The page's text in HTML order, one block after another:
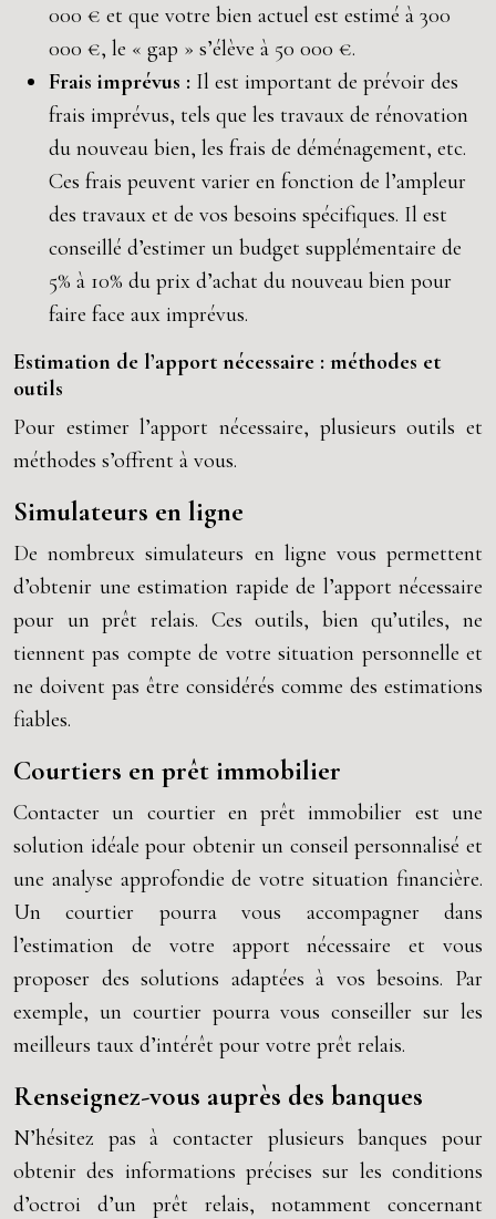
000 € et que votre bien actuel est estimé à 300
000 €, le « gap » s’élève à 50 000 €.
Frais imprévus : Il est important de prévoir des
frais imprévus, tels que les travaux de rénovation
du nouveau bien, les frais de déménagement, etc.
Ces frais peuvent varier en fonction de l’ampleur
des travaux et de vos besoins spécifiques. Il est
conseillé d’estimer un budget supplémentaire de
5% à 10% du prix d’achat du nouveau bien pour
faire face aux imprévus.
Estimation de l’apport nécessaire : méthodes et
outils
Pour estimer l’apport nécessaire, plusieurs outils et
méthodes s’offrent à vous.
Simulateurs en ligne
De nombreux simulateurs en ligne vous permettent
d’obtenir une estimation rapide de l’apport nécessaire
pour un prêt relais. Ces outils, bien qu’utiles, ne
tiennent pas compte de votre situation personnelle et
ne doivent pas être considérés comme des estimations
fiables.
Courtiers en prêt immobilier
Contacter un courtier en prêt immobilier est une
solution idéale pour obtenir un conseil personnalisé et
une analyse approfondie de votre situation financière.
Un courtier pourra vous accompagner dans
l’estimation de votre apport nécessaire et vous
proposer des solutions adaptées à vos besoins. Par
exemple, un courtier pourra vous conseiller sur les
meilleurs taux d’intérêt pour votre prêt relais.
Renseignez-vous auprès des banques
N’hésitez pas à contacter plusieurs banques pour
obtenir des informations précises sur les conditions
d’octroi d’un prêt relais, notamment concernant